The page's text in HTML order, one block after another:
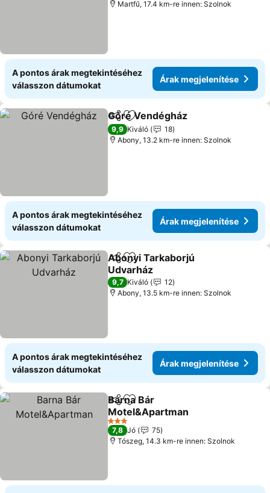
Martfű, 17.4 km-re innen: Szolnok
A pontos árak megtekintéséhez
válasszon dátumokat
Árak megjelenítése
Megosztás
Hozzáadás a kedvencekhez
Góré Vendégház
9,9 Kiváló
18
Abony, 13.2 km-re innen: Szolnok
A pontos árak megtekintéséhez
válasszon dátumokat
Árak megjelenítése
Megosztás
Hozzáadás a kedvencekhez
Abonyi Tarkaborjú
Udvarház
Árak megjelenítése
9,7 Kiváló
12
Abony, 13.5 km-re innen: Szolnok
A pontos árak megtekintéséhez
válasszon dátumokat
Árak megjelenítése
Megosztás
Hozzáadás a kedvencekhez
Barna Bár
Motel&Apartman
Árak megjelenítése
3 Kategória
7,8 Jó
75
Tószeg, 14.3 km-re innen: Szolnok